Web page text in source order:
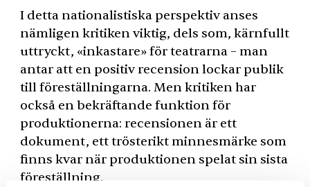
I detta nationalistiska perspektiv anses
nämligen kritiken viktig, dels som, kärnfullt
uttryckt, «inkastare» för teatrarna – man
antar att en positiv recension lockar publik
till föreställningarna. Men kritiken har
också en bekräftande funktion för
produktionerna: recensionen är ett
dokument, ett trösterikt minnesmärke som
finns kvar när produktionen spelat sin sista
föreställning.